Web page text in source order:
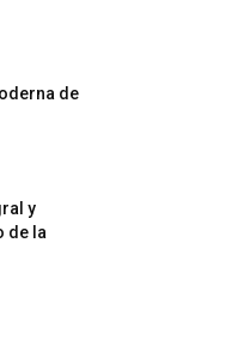
de
y
de la